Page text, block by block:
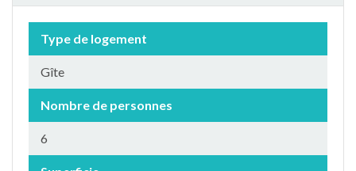
Type de logement
Gîte
Nombre de personnes
6